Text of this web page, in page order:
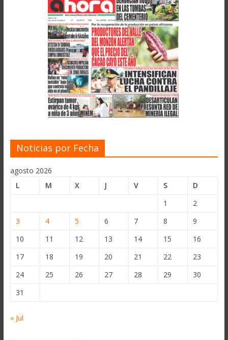
Noticias por Fecha
agosto 2026
L
M X J V S
D
1
2
3
4 5 6 7 8
9
10
11 12 13 14 15
16
17
18 19 20 21 22
23
24
25 26 27 28 29
30
31
« Jul